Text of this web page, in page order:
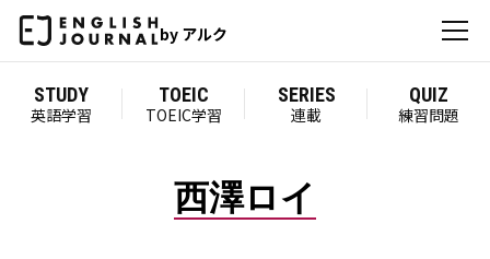
by アルク
STUDY
英語学習
TOEIC
TOEIC学習
SERIES
連載
QUIZ
練習問題
西澤ロイ